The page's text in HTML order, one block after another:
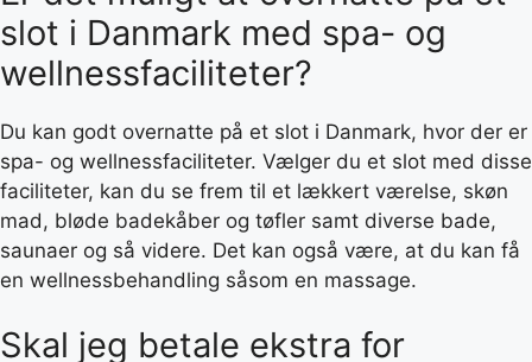
slot i Danmark med spa- og
wellnessfaciliteter?
Du kan godt overnatte på et slot i Danmark, hvor der er
spa- og wellnessfaciliteter. Vælger du et slot med disse
faciliteter, kan du se frem til et lækkert værelse, skøn
mad, bløde badekåber og tøfler samt diverse bade,
saunaer og så videre. Det kan også være, at du kan få
en wellnessbehandling såsom en massage.
Skal jeg betale ekstra for